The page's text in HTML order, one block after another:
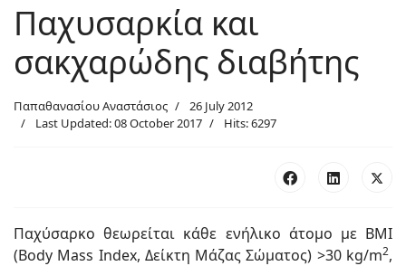
Παχυσαρκία και
σακχαρώδης διαβήτης
Παπαθανασίου Αναστάσιος
26 July 2012
Last Updated: 08 October 2017
Hits: 6297
Παχύσαρκο θεωρείται κάθε ενήλικο άτομο με ΒΜΙ
(Body Mass Index, Δείκτη Μάζας Σώματος) >30 kg/m2,